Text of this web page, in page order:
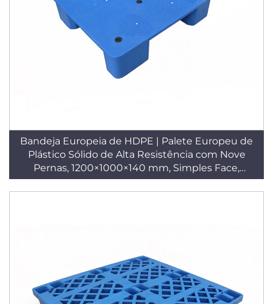
Bandeja Europeia de HDPE | Palete Europeu de
Plástico Sólido de Alta Resistência com Nove
Pernas, 1200×1000×140 mm, Simples Face,
Entrada em Quatro Sentidos, T25